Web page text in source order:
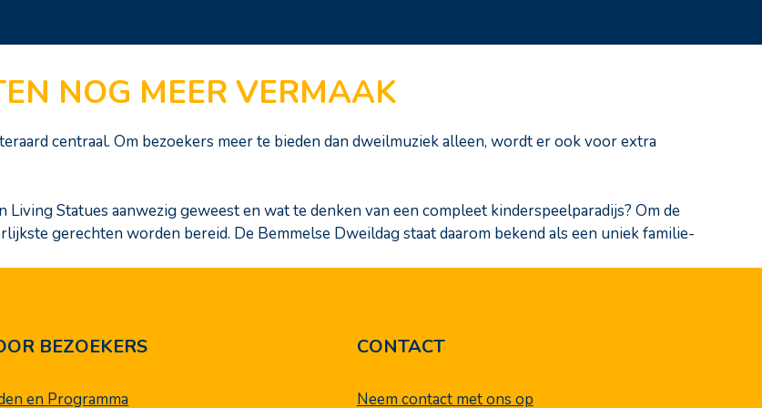
NOG MEER VERMAAK
centraal. Om bezoekers meer te bieden dan dweilmuziek alleen, wordt er ook voor extra
Statues aanwezig geweest en wat te denken van een compleet kinderspeelparadijs? Om de
gerechten worden bereid. De Bemmelse Dweildag staat daarom bekend als een uniek familie-
BEZOEKERS
en Programma
CONTACT
Neem contact met ons op